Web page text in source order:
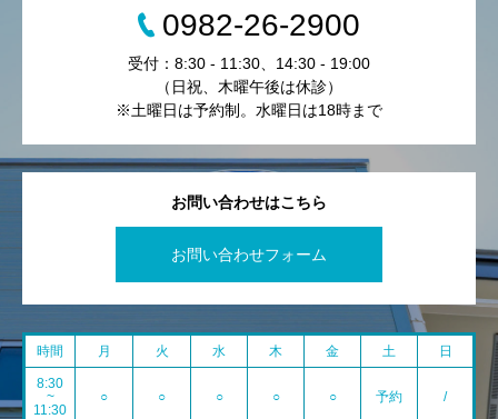
お問い合わせはこちら
お問い合わせフォーム
0982-26-2900
受付：8:30 - 11:30、14:30 - 19:00
（日祝、木曜午後は休診）
※土曜日は予約制。水曜日は18時まで
時間 月 火 水 木 金 土 日
8:30
~
11:30
○ ○ ○ ○ ○ 予約 /